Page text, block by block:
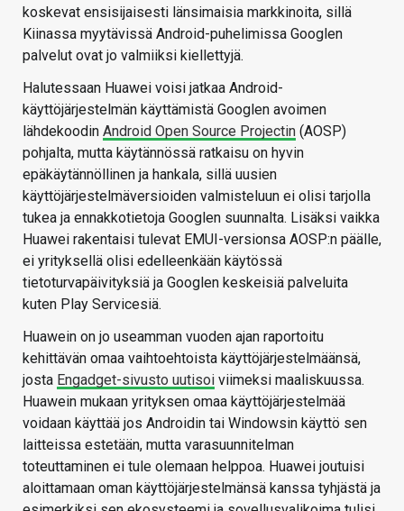
koskevat ensisijaisesti länsimaisia markkinoita, sillä
Kiinassa myytävissä Android-puhelimissa Googlen
palvelut ovat jo valmiiksi kiellettyjä.
Halutessaan Huawei voisi jatkaa Android-
käyttöjärjestelmän käyttämistä Googlen avoimen
lähdekoodin Android Open Source Projectin (AOSP)
pohjalta, mutta käytännössä ratkaisu on hyvin
epäkäytännöllinen ja hankala, sillä uusien
käyttöjärjestelmäversioiden valmisteluun ei olisi tarjolla
tukea ja ennakkotietoja Googlen suunnalta. Lisäksi vaikka
Huawei rakentaisi tulevat EMUI-versionsa AOSP:n päälle,
ei yrityksellä olisi edelleenkään käytössä
tietoturvapäivityksiä ja Googlen keskeisiä palveluita
kuten Play Servicesiä.
Huawein on jo useamman vuoden ajan raportoitu
kehittävän omaa vaihtoehtoista käyttöjärjestelmäänsä,
josta Engadget-sivusto uutisoi viimeksi maaliskuussa.
Huawein mukaan yrityksen omaa käyttöjärjestelmää
voidaan käyttää jos Androidin tai Windowsin käyttö sen
laitteissa estetään, mutta varasuunnitelman
toteuttaminen ei tule olemaan helppoa. Huawei joutuisi
aloittamaan oman käyttöjärjestelmänsä kanssa tyhjästä ja